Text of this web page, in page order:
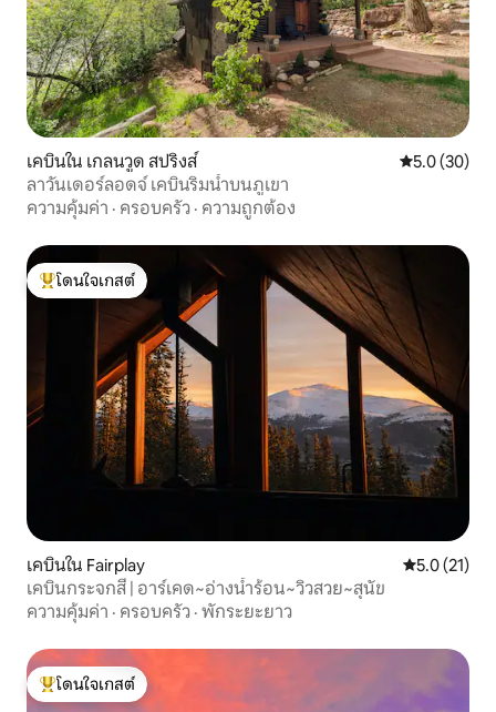
เคบินใน เกลนวูด สปริงส์ คะแนนเฉลี่ย
5.0 (30)
ลาวันเดอร์ลอดจ์ เคบินริมน้ำบนภูเขา
ความคุ้มค่า · ครอบครัว · ความถูกต้อง
โดนใจเกสต์ที่สุด
โดนใจเกสต์
เคบินใน Fairplay คะแนนเฉลี่ย
5.0 (21)
เคบินกระจกสี | อาร์เคด~อ่างน้ำร้อน~วิวสวย~สุนัข
ความคุ้มค่า · ครอบครัว · พักระยะยาว
โดนใจเกสต์ที่สุด
โดนใจเกสต์